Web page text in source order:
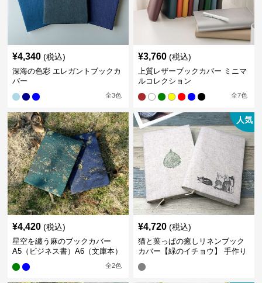
¥4,340 (税込)
深海の色彩 エレガントブックカ
バー
全3色
¥3,760 (税込)
上質レザーブックカバー ミニマ
ルコレクション
全7色
¥4,420 (税込)
星空を纏う麻のブックカバー
A5（ビジネス書）A6（文庫本）
全2色
人気
¥4,720 (税込)
猫と葉っぱの癒しリネンブック
カバー【緑のイチョウ】 手作り